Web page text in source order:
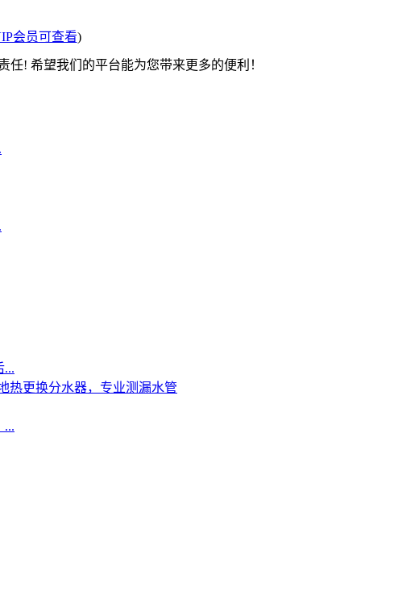
会员可查看)
! 希望我们的平台能为您带来更多的便利！
...
...